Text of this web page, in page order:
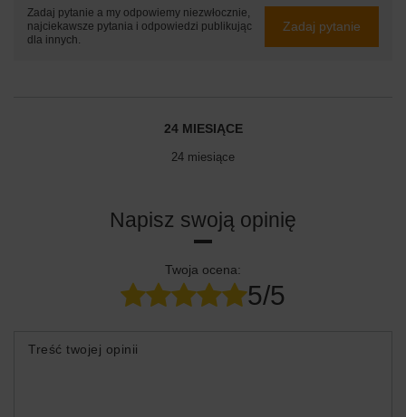
Zadaj pytanie a my odpowiemy niezwłocznie,
najciekawsze pytania i odpowiedzi publikując
dla innych.
Zadaj pytanie
24 MIESIĄCE
24 miesiące
Napisz swoją opinię
Twoja ocena:
5/5
Treść twojej opinii